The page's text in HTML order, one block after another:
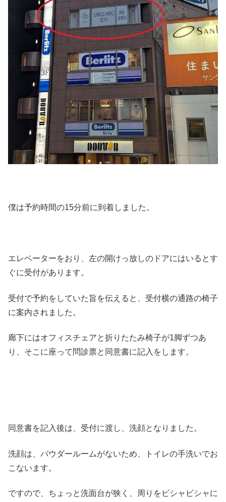
僕は予約時間の15分前に到着しました。
エレベーターをおり、左の開けっ放しのドアにはいるとす
ぐに受付があります。
受付で予約をしていた旨を伝えると、受付横の通路の椅子
に案内されました。
廊下にはオフィスチェアと折りたたみ椅子が1脚ずつあ
り、そこに座って問診票と同意書に記入をします。
同意書を記入後は、受付に渡し、洗顔となりました。
洗顔は、パウダールームがないため、トイレの手洗いでお
こないます。
ですので、ちょっと洗面台が狭く、周りをビシャビシャに